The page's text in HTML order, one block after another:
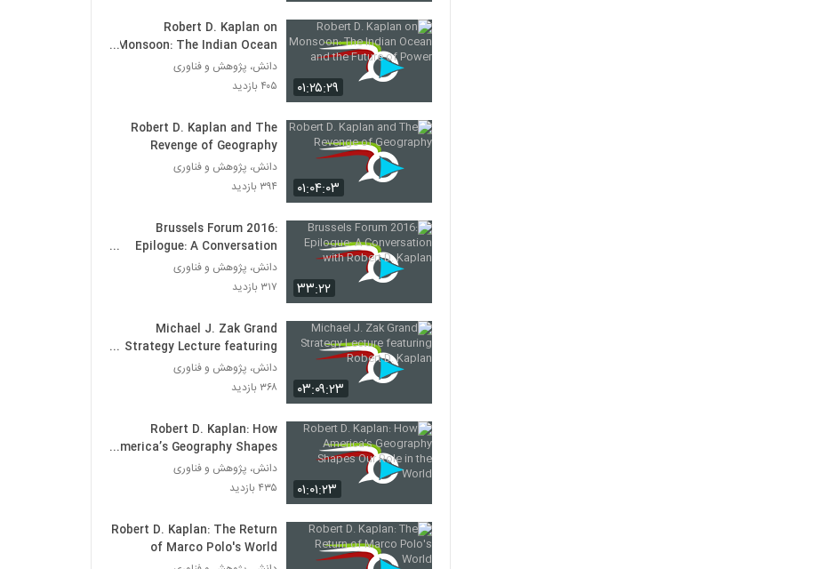
۰۱:۲۵:۲۹
Robert D. Kaplan on
Monsoon: The Indian Ocean
and the Future of Power
دانش، پژوهش و فناوری
۴۰۵ بازدید
۰۱:۰۴:۰۳
Robert D. Kaplan and The
Revenge of Geography
دانش، پژوهش و فناوری
۳۹۴ بازدید
۳۳:۲۲
Brussels Forum 2016:
Epilogue: A Conversation
with Robert D. Kaplan
دانش، پژوهش و فناوری
۳۱۷ بازدید
۰۳:۰۹:۲۳
Michael J. Zak Grand
Strategy Lecture featuring
Robert D. Kaplan
دانش، پژوهش و فناوری
۳۶۸ بازدید
۰۱:۰۱:۲۳
Robert D. Kaplan: How
America’s Geography Shapes
Our Role in the World
دانش، پژوهش و فناوری
۴۳۵ بازدید
Robert D. Kaplan: The Return
of Marco Polo's World